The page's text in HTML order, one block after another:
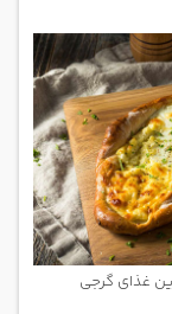
غذای گرجی